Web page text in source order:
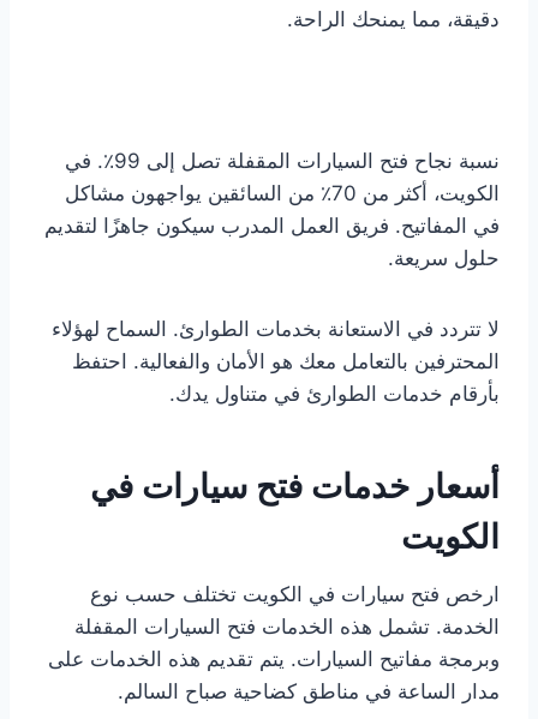
دقيقة، مما يمنحك الراحة.
نسبة نجاح فتح السيارات المقفلة تصل إلى 99٪. في
الكويت، أكثر من 70٪ من السائقين يواجهون مشاكل
في المفاتيح. فريق العمل المدرب سيكون جاهزًا لتقديم
حلول سريعة.
لا تتردد في الاستعانة بخدمات الطوارئ. السماح لهؤلاء
المحترفين بالتعامل معك هو الأمان والفعالية. احتفظ
بأرقام خدمات الطوارئ في متناول يدك.
أسعار خدمات فتح سيارات في
الكويت
ارخص فتح سيارات في الكويت تختلف حسب نوع
الخدمة. تشمل هذه الخدمات فتح السيارات المقفلة
وبرمجة مفاتيح السيارات. يتم تقديم هذه الخدمات على
مدار الساعة في مناطق كضاحية صباح السالم.